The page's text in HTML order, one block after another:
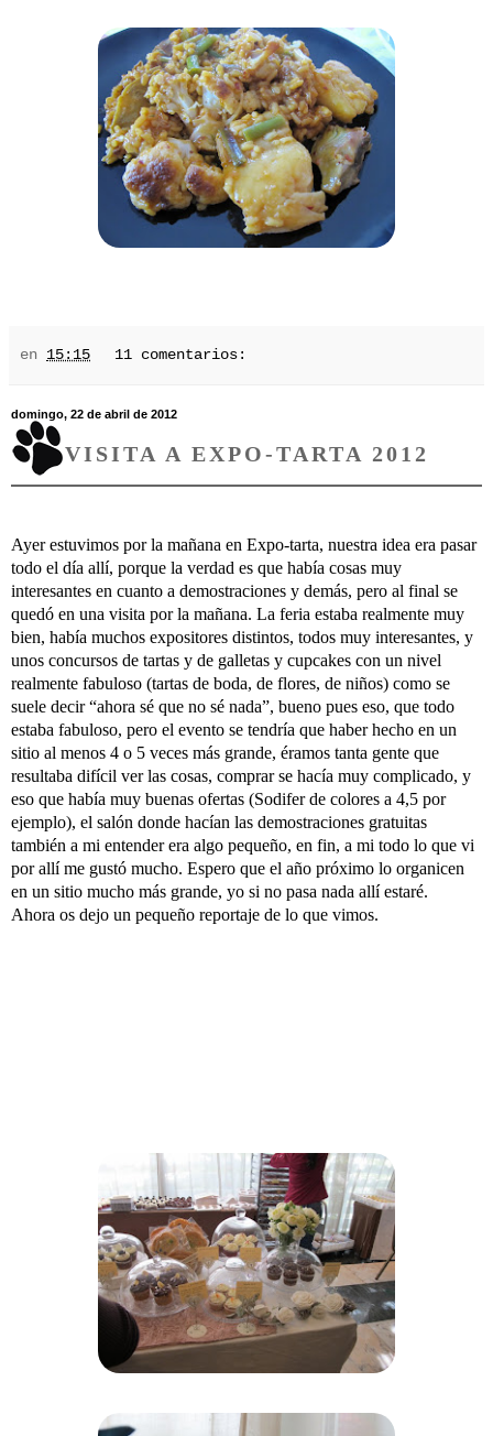
en 15:15 11 comentarios:
domingo, 22 de abril de 2012
VISITA A EXPO-TARTA 2012
Ayer estuvimos por la mañana en Expo-tarta, nuestra idea era pasar
todo el día allí, porque la verdad es que había cosas muy
interesantes en cuanto a demostraciones y demás, pero al final se
quedó en una visita por la mañana. La feria estaba realmente muy
bien, había muchos expositores distintos, todos muy interesantes, y
unos concursos de tartas y de galletas y cupcakes con un nivel
realmente fabuloso (tartas de boda, de flores, de niños) como se
suele decir “ahora sé que no sé nada”, bueno pues eso, que todo
estaba fabuloso, pero el evento se tendría que haber hecho en un
sitio al menos 4 o 5 veces más grande, éramos tanta gente que
resultaba difícil ver las cosas, comprar se hacía muy complicado, y
eso que había muy buenas ofertas (Sodifer de colores a 4,5 por
ejemplo), el salón donde hacían las demostraciones gratuitas
también a mi entender era algo pequeño, en fin, a mi todo lo que vi
por allí me gustó mucho. Espero que el año próximo lo organicen
en un sitio mucho más grande, yo si no pasa nada allí estaré.
Ahora os dejo un pequeño reportaje de lo que vimos.